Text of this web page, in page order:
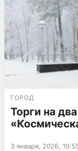
ГОРОД
Торги на
3 января, 2026,